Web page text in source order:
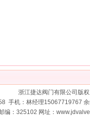
浙江捷达阀门有限公司版
手机：林经理15067719767
编：325102 网址：